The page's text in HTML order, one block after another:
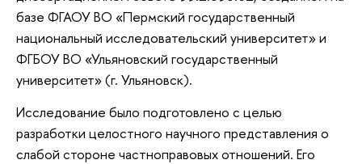
базе ФГАОУ ВО «Пермский государственный
национальный исследовательский университет» и
ФГБОУ ВО «Ульяновский государственный
университет» (г. Ульяновск).
Исследование было подготовлено с целью
разработки целостного научного представления о
слабой стороне частноправовых отношений. Его